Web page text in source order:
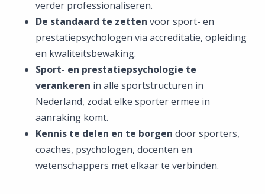
verder professionaliseren.
De standaard te zetten voor sport- en
prestatiepsychologen via accreditatie, opleiding
en kwaliteitsbewaking.
Sport- en prestatiepsychologie te
verankeren in alle sportstructuren in
Nederland, zodat elke sporter ermee in
aanraking komt.
Kennis te delen en te borgen door sporters,
coaches, psychologen, docenten en
wetenschappers met elkaar te verbinden.